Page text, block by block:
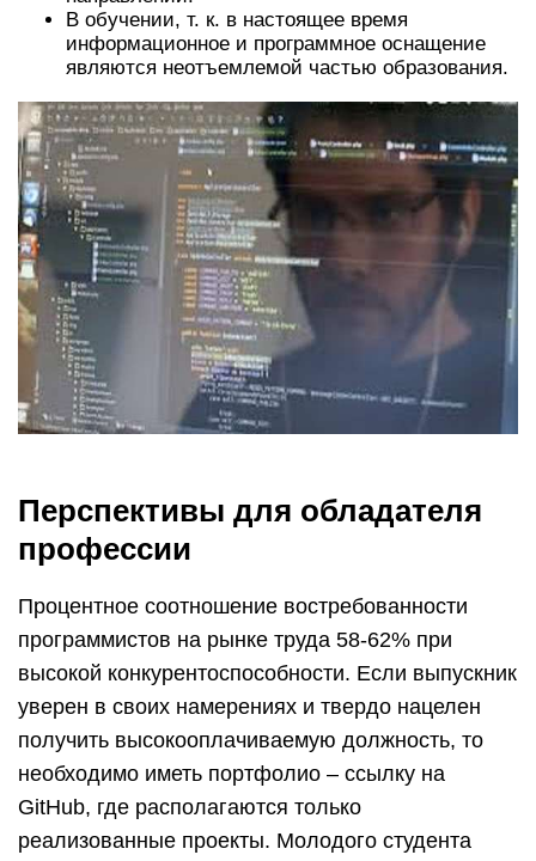
В обучении, т. к. в настоящее время
информационное и программное оснащение
являются неотъемлемой частью образования.
Перспективы для обладателя
профессии
Процентное соотношение востребованности
программистов на рынке труда 58-62% при
высокой конкурентоспособности. Если выпускник
уверен в своих намерениях и твердо нацелен
получить высокооплачиваемую должность, то
необходимо иметь портфолио – ссылку на
GitHub, где располагаются только
реализованные проекты. Молодого студента